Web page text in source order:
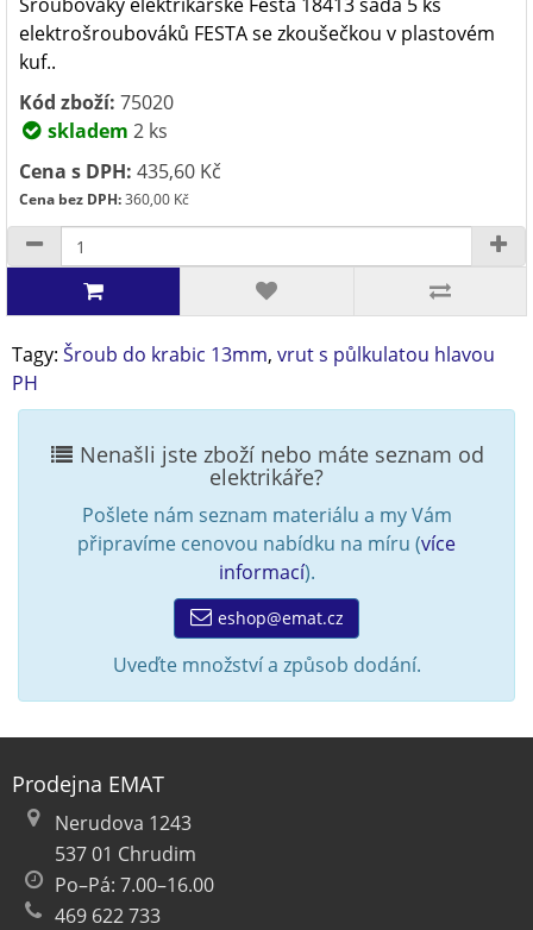
elektrošroubováků FESTA se zkoušečkou v plastovém
kuf..
Kód zboží: 75020
skladem 2 ks
Cena s DPH: 435,60 Kč
Cena bez DPH:360,00 Kč
Tagy: Šroub do krabic 13mm, vrut s půlkulatou hlavou
PH
Nenašli jste zboží nebo máte seznam od
elektrikáře?
Pošlete nám seznam materiálu a my Vám
připravíme cenovou nabídku na míru (více
informací).
eshop@emat.cz
Uveďte množství a způsob dodání.
Prodejna EMAT
Nerudova 1243
537 01 Chrudim
Po–Pá: 7.00–16.00
469 622 733